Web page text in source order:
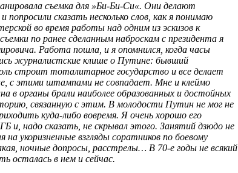
съемка для »Би-Би-Си«. Они делают
сказать несколько слов, как я понимаю
во время работы над одним из эскизов к
по ранее сделанным наброскам с президента я
Работа пошла, и я опомнился, когда часы
журналистские клише о Путине: бывший
строит тоталитарное государство и все делает
с этими штампами не совпадает. Мне и клеймо
в органы брали наиболее образованных и достойных
связанную с этим. В молодости Путин не мог не
куда-либо вовремя. Я очень хорошо его
и, надо сказать, не скрывал этого. Занятий дзюдо не
укоризненные взгляды соратников по боевому
ночные допросы, расстрелы… В 70-е годы не всякий
осталась в нем и сейчас.